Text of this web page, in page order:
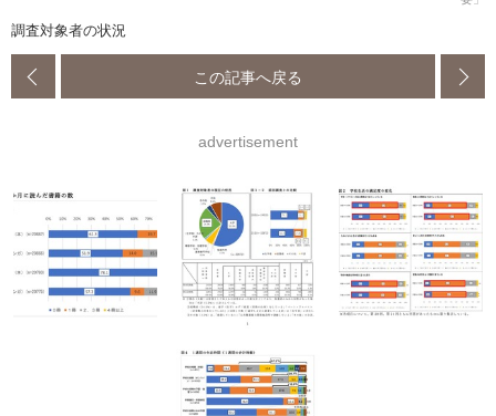
調査対象者の状況
この記事へ戻る
advertisement